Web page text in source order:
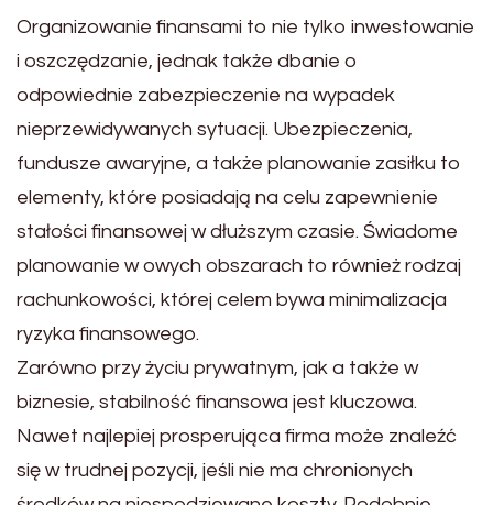
Organizowanie finansami to nie tylko inwestowanie
i oszczędzanie, jednak także dbanie o
odpowiednie zabezpieczenie na wypadek
nieprzewidywanych sytuacji. Ubezpieczenia,
fundusze awaryjne, a także planowanie zasiłku to
elementy, które posiadają na celu zapewnienie
stałości finansowej w dłuższym czasie. Świadome
planowanie w owych obszarach to również rodzaj
rachunkowości, której celem bywa minimalizacja
ryzyka finansowego.
Zarówno przy życiu prywatnym, jak a także w
biznesie, stabilność finansowa jest kluczowa.
Nawet najlepiej prosperująca firma może znaleźć
się w trudnej pozycji, jeśli nie ma chronionych